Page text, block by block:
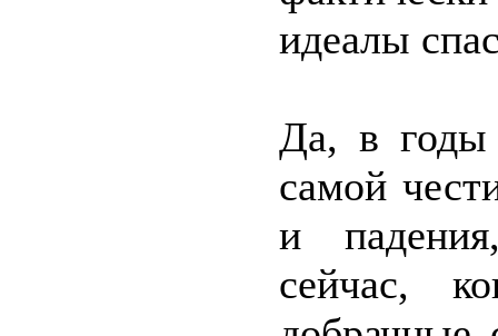
идеалы
Да, в годы
самой
и
сейчас,